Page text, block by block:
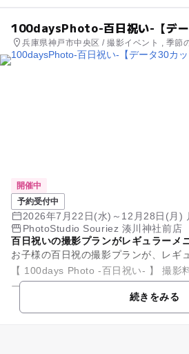
100daysPhoto-百日祝い-【デー
兵庫県神戸市中央区 / 撮影イベント , 季節
, ミニイベント
開催中
予約受付中
2026年7月22日(水)～12月28日(月)
PhotoStudio Souriez 湊川神社前店
百日祝いの撮影プランがレギュラーメ
お子様の百日祝の撮影プランが、レギ
【 100days Photo -百日祝い- 】 撮
ータ30カット付き♡ -その他撮影詳細-
続きをみる